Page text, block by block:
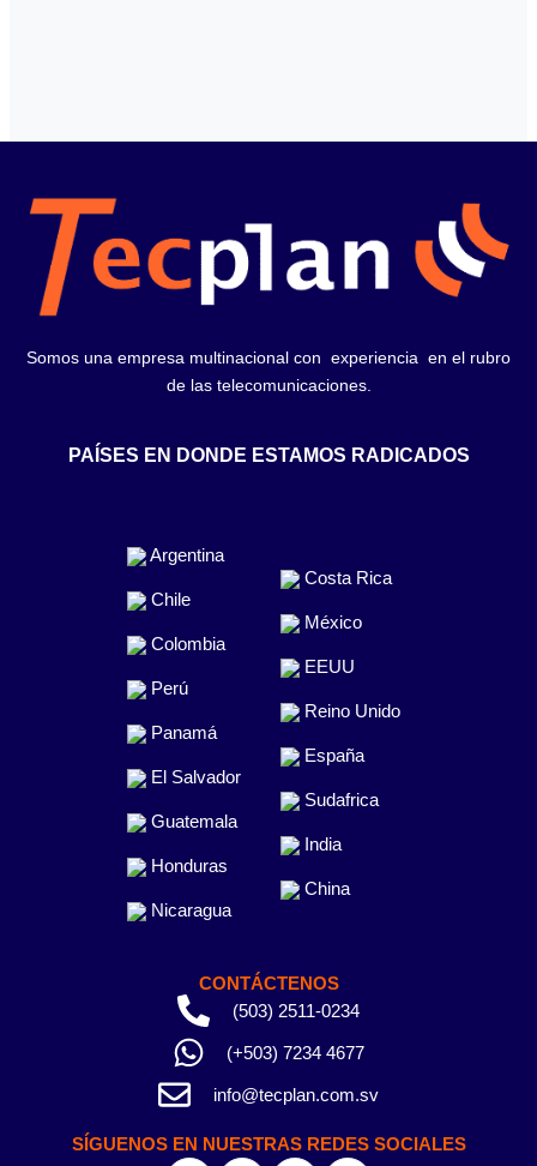
Somos una empresa multinacional con experiencia en el rubro
de las telecomunicaciones.
PAÍSES EN DONDE ESTAMOS RADICADOS
Argentina
Chile
Colombia
Perú
Panamá
El Salvador
Guatemala
Honduras
Nicaragua
Costa Rica
México
EEUU
Reino Unido
España
Sudafrica
India
China
CONTÁCTENOS
(503) 2511-0234
(+503) 7234 4677
info@tecplan.com.sv
SÍGUENOS EN NUESTRAS REDES SOCIALES